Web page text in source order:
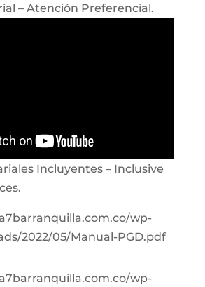
– Atención Preferencial.
Incluyentes – Inclusive
wp-
2022/05/Manual-PGD.pdf
wp-